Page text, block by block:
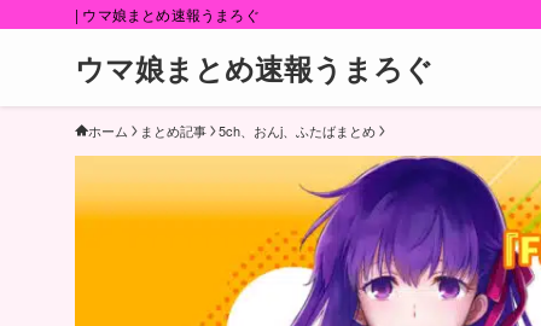
| ウマ娘まとめ速報うまろぐ
ウマ娘まとめ速報うまろぐ
ホーム まとめ記事 5ch、おんj、ふたばまとめ